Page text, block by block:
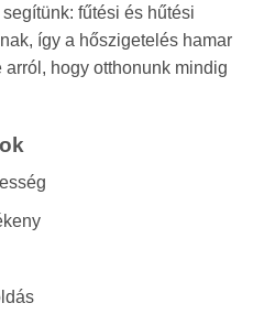
fűtési és hűtési
így a hőszigetelés hamar
hogy otthonunk mindig